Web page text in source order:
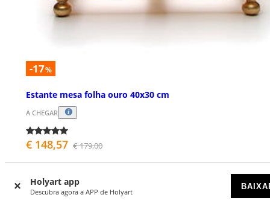
Holyart app
Descubra agora a APP de Holyart
-17%
Estante mesa folha ouro 40x30 cm
A CHEGAR
€ 148,57 € 179,00